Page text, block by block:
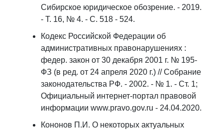
Сибирское юридическое обозрение. - 2019.
- Т. 16, № 4. - С. 518 - 524.
Кодекс Российской Федерации об
административных правонарушениях :
федер. закон от 30 декабря 2001 г. № 195-
ФЗ (в ред. от 24 апреля 2020 г.) // Собрание
законодательства РФ. - 2002. - № 1. - Ст. 1;
Официальный интернет-портал правовой
информации www.pravo.gov.ru - 24.04.2020.
Кононов П.И. О некоторых актуальных